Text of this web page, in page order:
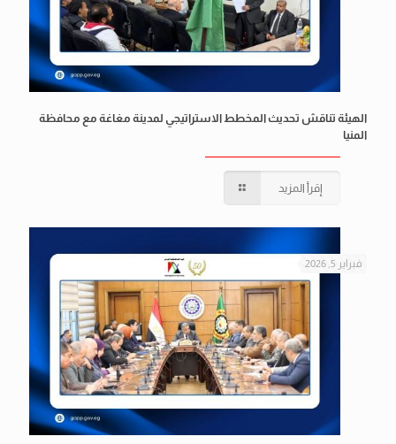
الهيئة تناقش تحديث المخطط الاستراتيجي لمدينة مغاغة مع محافظة
المنيا
إقرأ المزيد
فبراير 5, 2026